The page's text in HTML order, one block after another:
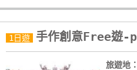
1日遊 手作創意Free遊
旅遊地：